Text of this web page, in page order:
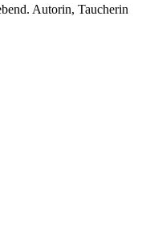
Autorin, Taucherin